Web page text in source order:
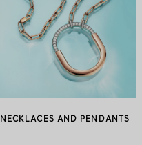
NECKLACES AND PENDANTS